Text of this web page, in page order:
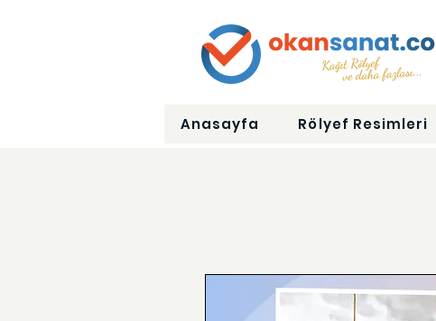
Anasayfa Rölyef Resimleri